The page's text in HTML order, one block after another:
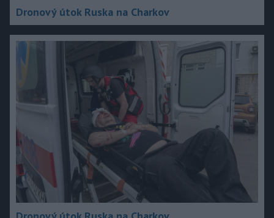
Dronový útok Ruska na Charkov